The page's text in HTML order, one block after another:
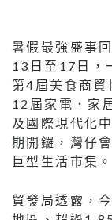
暑假最強盛事
13日至17日，
第4屆美食商
12屆家電．家
及國際現代化
期開鑼，灣仔
巨型生活市集。
貿發局透露，